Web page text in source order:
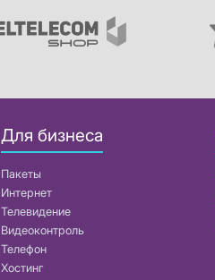
Для бизнеса
Пакеты
Интернет
Телевидение
Видеоконтроль
Телефон
Хостинг